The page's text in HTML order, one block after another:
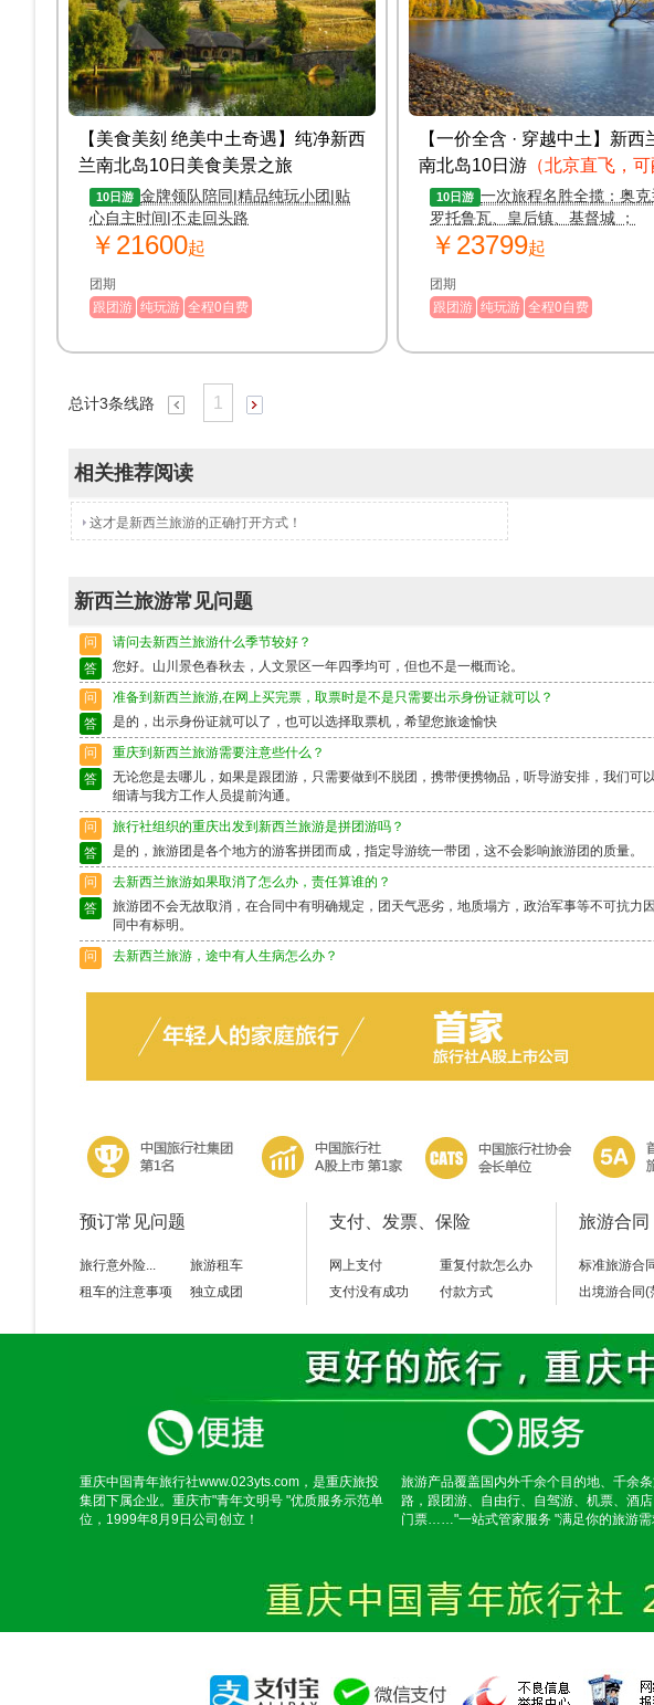
【美食美刻 绝美中土奇遇】纯净新西
兰南北岛10日美食美景之旅
10日游 金牌领队陪同|精品纯玩小团|贴
心自主时间|不走回头路
￥21600起
团期
跟团游 纯玩游 全程0自费
【一价全含 · 穿越中土】新西
南北岛10日游 （北京直飞，
运）
10日游 一次旅程名胜全揽：奥克
罗托鲁瓦、皇后镇、基督城 ；
￥23799起
团期
跟团游 纯玩游 全程0自费
总计3条线路 1
相关推荐阅读
这才是新西兰旅游的正确打开方式！
新西兰旅游常见问题
问
请问去新西兰旅游什么季节较好？
答
您好。山川景色春秋去，人文景区一年四季均可，但也不是一概而论。
问
准备到新西兰旅游,在网上买完票，取票时是不是只需要出示身份证就可以？
答
是的，出示身份证就可以了，也可以选择取票机，希望您旅途愉快
问
重庆到新西兰旅游需要注意些什么？
答
无论您是去哪儿，如果是跟团游，只需要做到不脱团，携带便携物品，听导游安排，我们
细请与我方工作人员提前沟通。
问
旅行社组织的重庆出发到新西兰旅游是拼团游吗？
答
是的，旅游团是各个地方的游客拼团而成，指定导游统一带团，这不会影响旅游团的质量。
问
去新西兰旅游如果取消了怎么办，责任算谁的？
答
旅游团不会无故取消，在合同中有明确规定，团天气恶劣，地质塌方，政治军事等不可抗
同中有标明。
问
去新西兰旅游，途中有人生病怎么办？
去新西兰旅游途中脱团了怎么办？
请保留好导游的电话，以备不时之需。如果情况特殊请及时联系当地警察局，不要随便乱走。
预订常见问题
旅行意外险...
旅游租车
租车的注意事项
独立成团
支付、发票、保险
网上支付
重复付款怎么办
支付没有成功
付款方式
旅游合同
标准旅游合
出境游合同(
重庆中国青年旅行社www.023yts.com，是重庆旅投
集团下属企业。重庆市"青年文明号 "优质服务示范单
位，1999年8月9日公司创立！
旅游产品覆盖国内外千余个目的地、千余
路，跟团游、自由行、自驾游、机票、酒店
门票……"一站式管家服务 "满足你的旅游需